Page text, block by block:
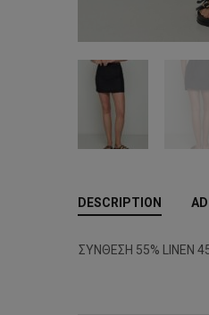
DESCRIPTION
ΣΥΝΘΕΣΗ 55% LINEN